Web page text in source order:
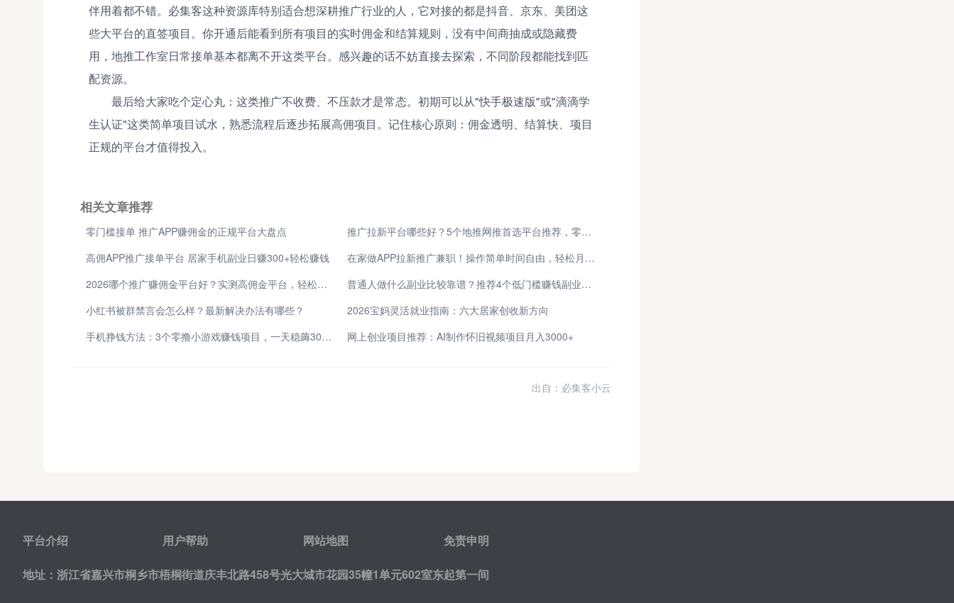
伴用着都不错。必集客这种资源库特别适合想深耕推广行业的人，它对接的都是抖音、京东、美团这
些大平台的直签项目。你开通后能看到所有项目的实时佣金和结算规则，没有中间商抽成或隐藏费
用，地推工作室日常接单基本都离不开这类平台。感兴趣的话不妨直接去探索，不同阶段都能找到匹
配资源。
最后给大家吃个定心丸：这类推广不收费、不压款才是常态。初期可以从"快手极速版"或"滴滴学
生认证"这类简单项目试水，熟悉流程后逐步拓展高佣项目。记住核心原则：佣金透明、结算快、项目
正规的平台才值得投入。
相关文章推荐
零门槛接单 推广APP赚佣金的正规平台大盘点
推广拉新平台哪些好？5个地推网推首选平台推荐，零门槛轻松上手
高佣APP推广接单平台 居家手机副业日赚300+轻松赚钱
在家做APP拉新推广兼职！操作简单时间自由，轻松月入3000+
2026哪个推广赚佣金平台好？实测高佣金平台，轻松月入3000+
普通人做什么副业比较靠谱？推荐4个低门槛赚钱副业，2-3小时就能赚百元！
小红书被群禁言会怎么样？最新解决办法有哪些？
2026宝妈灵活就业指南：六大居家创收新方向
手机挣钱方法：3个零撸小游戏赚钱项目，一天稳薅30＋，0门槛无广告，新手秒上手！
网上创业项目推荐：AI制作怀旧视频项目月入3000+
出自：必集客小云
平台介绍 用户帮助 网站地图 免责申明
地址：浙江省嘉兴市桐乡市梧桐街道庆丰北路458号光大城市花园35幢1单元602室东起第一间